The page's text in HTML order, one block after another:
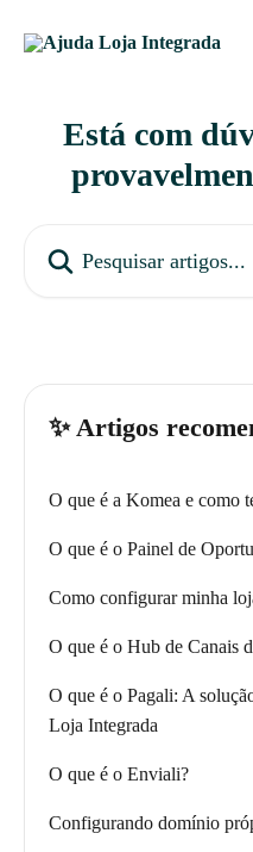
Está com
✨ Artigos
O que é a Komea e como
O que é o Painel de
Como configurar minha
O que é o Hub de Canais
O que é o Pagali: A
Loja Integrada
O que é o Enviali?
Configurando domínio